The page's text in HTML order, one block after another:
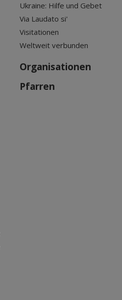
Ukraine: Hilfe und Gebet
Via Laudato si'
Visitationen
Weltweit verbunden
Organisationen
Pfarren